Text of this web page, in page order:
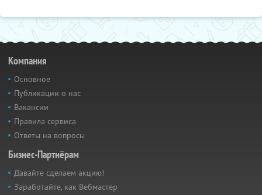
Компания
Основное
Публикации о нас
Вакансии
Правила сервиса
Ответы на вопросы
Бизнес-Партнёрам
Давайте сделаем акцию!
Заработайте, как Вебмастер